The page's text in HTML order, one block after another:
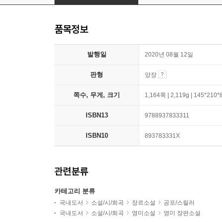
품목정보
발행일 2020년 08월 12일
판형 양장
쪽수, 무게, 크기 1,164쪽 | 2,119g |
ISBN13 9788937833311
ISBN10 893783331X
관련분류
카테고리 분류
국내도서 소설/시/희곡 장르소설
공포/스릴러
국내도서
소설/시/희곡 영미소설 영미 장편소설